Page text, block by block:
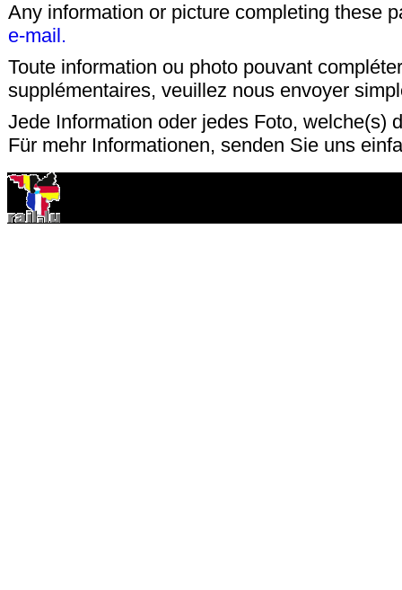
Any information or picture completing these
e-mail.
Toute information ou photo pouvant
supplémentaires, veuillez nous envoyer
Jede Information oder jedes Foto, welche(s)
Für mehr Informationen, senden Sie uns